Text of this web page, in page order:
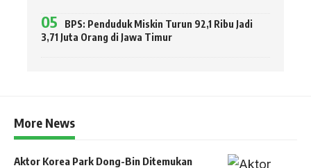
BPS: Penduduk Miskin Turun 92,1 Ribu Jadi
3,71 Juta Orang di Jawa Timur
More News
Aktor Korea Park Dong-Bin Ditemukan